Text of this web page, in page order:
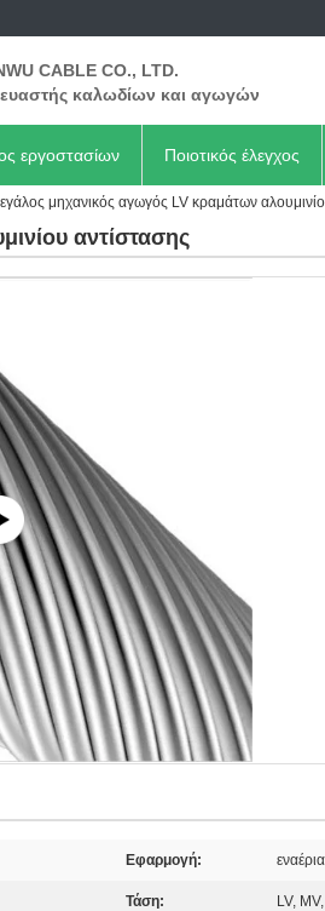
CABLE CO., LTD.
καλωδίων και αγωγών
εργοστασίων Ποιοτικός έλεγχος
μηχανικός αγωγός LV κραμάτων
αντίστασης
Εφαρμογή:
Τάση: LV,